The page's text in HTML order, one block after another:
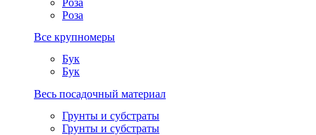
Роза
Все крупномеры
Бук
Бук
Весь посадочный материал
Грунты и субстраты
Грунты и субстраты